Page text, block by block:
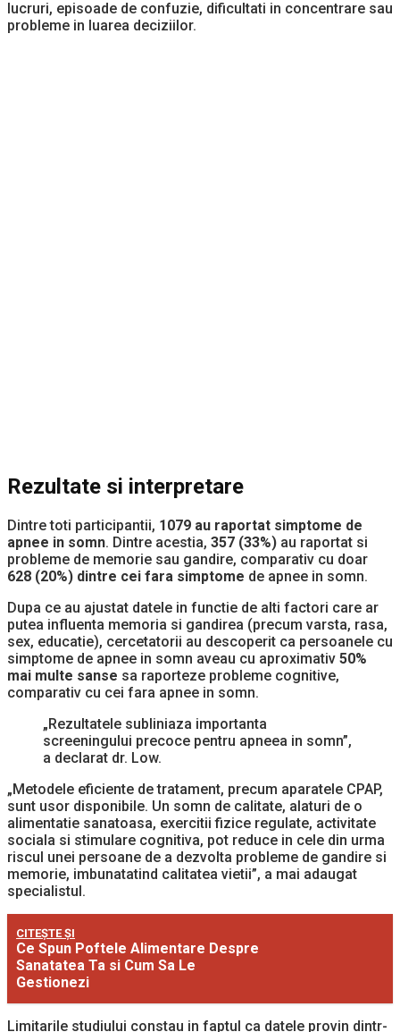
lucruri, episoade de confuzie, dificultati in concentrare sau
probleme in luarea deciziilor.
Rezultate si interpretare
Dintre toti participantii, 1079 au raportat simptome de
apnee in somn. Dintre acestia, 357 (33%) au raportat si
probleme de memorie sau gandire, comparativ cu doar
628 (20%) dintre cei fara simptome de apnee in somn.
Dupa ce au ajustat datele in functie de alti factori care ar
putea influenta memoria si gandirea (precum varsta, rasa,
sex, educatie), cercetatorii au descoperit ca persoanele cu
simptome de apnee in somn aveau cu aproximativ 50%
mai multe sanse sa raporteze probleme cognitive,
comparativ cu cei fara apnee in somn.
„Rezultatele subliniaza importanta
screeningului precoce pentru apneea in somn”,
a declarat dr. Low.
„Metodele eficiente de tratament, precum aparatele CPAP,
sunt usor disponibile. Un somn de calitate, alaturi de o
alimentatie sanatoasa, exercitii fizice regulate, activitate
sociala si stimulare cognitiva, pot reduce in cele din urma
riscul unei persoane de a dezvolta probleme de gandire si
memorie, imbunatatind calitatea vietii”, a mai adaugat
specialistul.
CITEȘTE ȘI
Ce Spun Poftele Alimentare Despre
Sanatatea Ta si Cum Sa Le
Gestionezi
Limitarile studiului constau in faptul ca datele provin dintr-